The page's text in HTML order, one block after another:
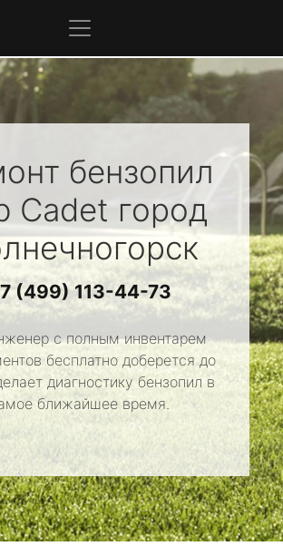
бензопил
Cadet город
(499) 113-44-73
с полным инвентарем
бесплатно доберется до
диагностику бензопил в
ближайшее время.